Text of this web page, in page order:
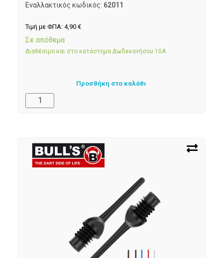
Εναλλακτικός κωδικός: 62011
Τιμή με ΦΠΑ: 4,90 €
Σε απόθεμα
Διαθέσιμο και στο κατάστημα Δωδεκανήσου 10Α
Προσθήκη στο καλάθι